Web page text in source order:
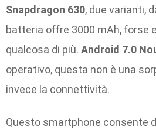
Snapdragon 630, due varianti,
batteria offre 3000 mAh, forse
qualcosa di più. Android 7.0
operativo, questa non è una
invece la connettività.
Questo smartphone consente